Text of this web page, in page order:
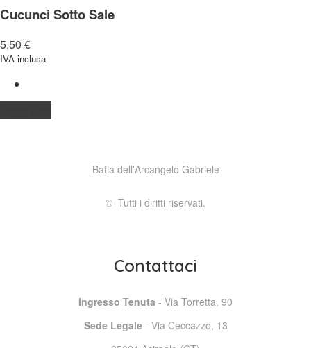
Cucunci Sotto Sale
5,50 €
IVA inclusa
Batia dell'Arcangelo Gabriele
© Tutti i diritti riservati.
Contattaci
Ingresso Tenuta - Via Torretta, 90
Sede Legale- Via Ceccazzo, 13